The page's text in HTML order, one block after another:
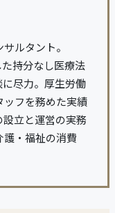
ルタント。
持分なし医療法
尽力。厚生労働
ッフを務めた実績
立と運営の実務
・福祉の消費